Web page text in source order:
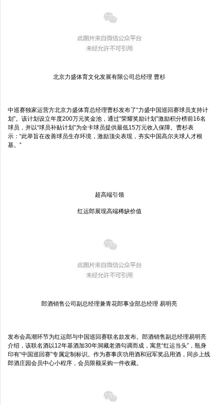
北京力盛体育文化发展有限公司总经理 曹杉
中巡赛独家运营方北京力盛体育总经理曹杉发布了“力盛中国巡回赛球员支持计
划”。该计划设立年度200万元奖金池，通过“荣耀奖励计划”激励积分榜前16名
球员，并以“球员补贴计划”为全卡球员提供最低15万元收入保障。曹杉表
示：“此举旨在改善球员生存环境，激励顶尖表现，夯实中国高尔夫球人才根
基。”
超高端引领
红运郎展现高端稀缺价值
郎酒销售公司副总经理兼青花郎事业部总经理 易明亮
发布会高潮环节为红运郎与中国巡回赛联名款发布。郎酒销售副总经理易明亮
介绍，该联名酒以12年基酒加30年洞藏老酒勾调而成，寓意“红运当头”，瓶身
印有“中国巡回赛”专属定制标识。作为赛事庆功用酒和冠军奖品用酒，同步上线
郎酒庄园会员中心小程序，会员限额采购一件收藏。